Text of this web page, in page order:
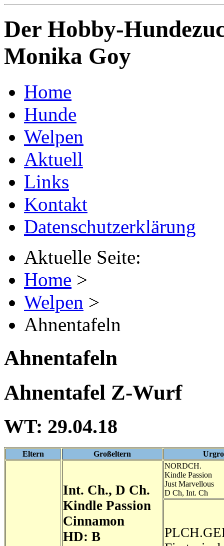
Der Hobby-
Monika Goy
Home
Hunde
Welpen
Aktuell
Links
Kontakt
Datenschutzerklärung
Aktuelle Seite:
Home >
Welpen >
Ahnentafeln
Ahnentafeln
Ahnentafel Z-Wurf
WT: 29.04.18
Eltern Großeltern
Int. Ch., D Ch.
Kindle Passion
Cinnamon
HD: B
NORDCH.
Kindle Passion
Just Marvellous
D Ch, Int. Ch